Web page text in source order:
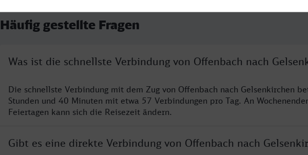
Häufig gestellte Fragen
Was ist die schnellste Verbindung von Offenbach nach
Die schnellste Verbindung mit dem Zug von Offenbach nach Gelsenkirchen
Stunden und 40 Minuten mit etwa 57 Verbindungen pro Tag. An
Feiertagen kann sich die Reisezeit ändern.
Gibt es eine direkte Verbindung von Offenbach nach